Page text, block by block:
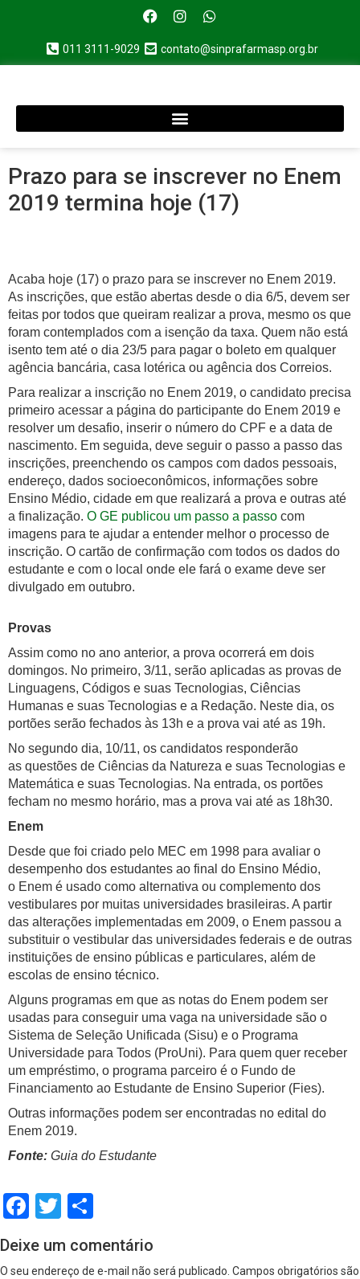
011 3111-9029 contato@sinprafarmasp.org.br
Prazo para se inscrever no Enem
2019 termina hoje (17)
Acaba hoje (17) o prazo para se inscrever no Enem 2019.
As inscrições, que estão abertas desde o dia 6/5, devem ser
feitas por todos que queiram realizar a prova, mesmo os que
foram contemplados com a isenção da taxa. Quem não está
isento tem até o dia 23/5 para pagar o boleto em qualquer
agência bancária, casa lotérica ou agência dos Correios.
Para realizar a inscrição no Enem 2019, o candidato precisa
primeiro acessar a página do participante do Enem 2019 e
resolver um desafio, inserir o número do CPF e a data de
nascimento. Em seguida, deve seguir o passo a passo das
inscrições, preenchendo os campos com dados pessoais,
endereço, dados socioeconômicos, informações sobre
Ensino Médio, cidade em que realizará a prova e outras até
a finalização. O GE publicou um passo a passo com
imagens para te ajudar a entender melhor o processo de
inscrição. O cartão de confirmação com todos os dados do
estudante e com o local onde ele fará o exame deve ser
divulgado em outubro.
Provas
Assim como no ano anterior, a prova ocorrerá em dois
domingos. No primeiro, 3/11, serão aplicadas as provas de
Linguagens, Códigos e suas Tecnologias, Ciências
Humanas e suas Tecnologias e a Redação. Neste dia, os
portões serão fechados às 13h e a prova vai até as 19h.
No segundo dia, 10/11, os candidatos responderão
as questões de Ciências da Natureza e suas Tecnologias e
Matemática e suas Tecnologias. Na entrada, os portões
fecham no mesmo horário, mas a prova vai até as 18h30.
Enem
Desde que foi criado pelo MEC em 1998 para avaliar o
desempenho dos estudantes ao final do Ensino Médio,
o Enem é usado como alternativa ou complemento dos
vestibulares por muitas universidades brasileiras. A partir
das alterações implementadas em 2009, o Enem passou a
substituir o vestibular das universidades federais e de outras
instituições de ensino públicas e particulares, além de
escolas de ensino técnico.
Alguns programas em que as notas do Enem podem ser
usadas para conseguir uma vaga na universidade são o
Sistema de Seleção Unificada (Sisu) e o Programa
Universidade para Todos (ProUni). Para quem quer receber
um empréstimo, o programa parceiro é o Fundo de
Financiamento ao Estudante de Ensino Superior (Fies).
Outras informações podem ser encontradas no edital do
Enem 2019.
Fonte: Guia do Estudante
Facebook
Twitter
Deixe um comentário
O seu endereço de e-mail não será publicado. Campos obrigatórios são